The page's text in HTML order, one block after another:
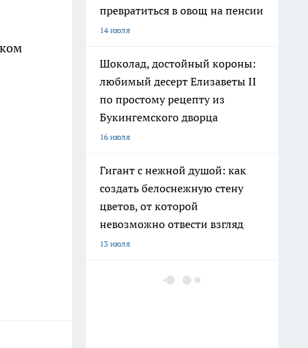
превратиться в овощ на пенсии
14 июля
Шоколад, достойный короны:
любимый десерт Елизаветы II
по простому рецепту из
Букингемского дворца
16 июля
Гигант с нежной душой: как
создать белоснежную стену
цветов, от которой
невозможно отвести взгляд
13 июля
Эксперты назвали отличный